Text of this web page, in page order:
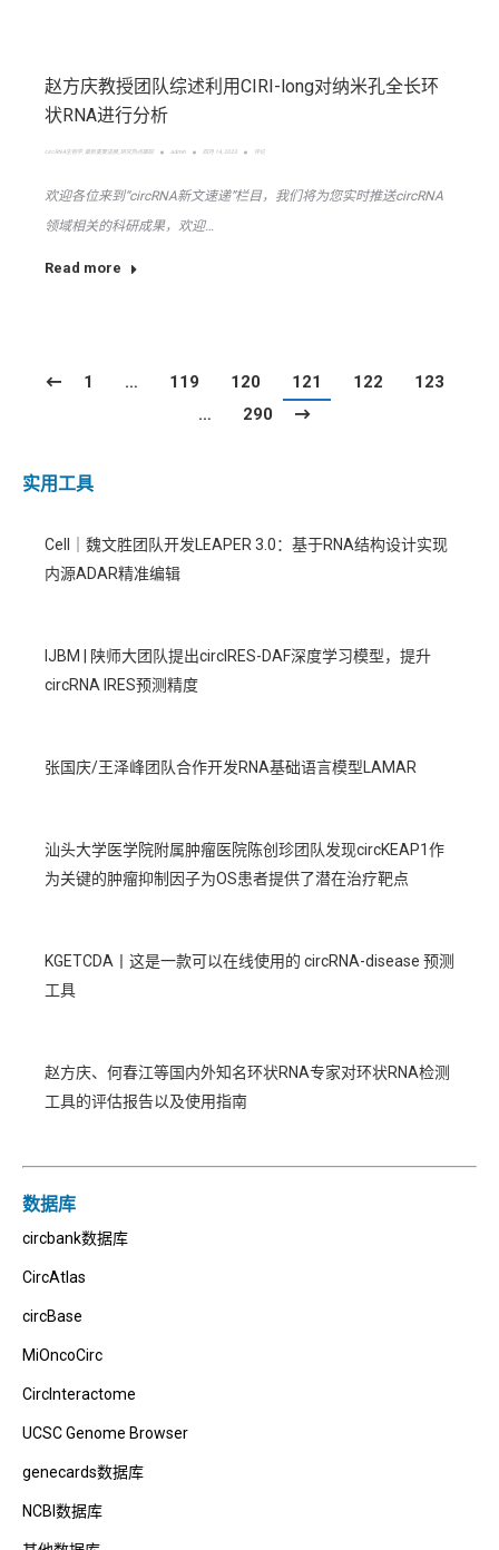
赵方庆教授团队综述利用CIRI-long对纳米孔全长环
状RNA进行分析
circRNA生物学 最新重要进展 研究热点跟踪 admin 四月 14, 2023 评论
欢迎各位来到“circRNA新文速递”栏目，我们将为您实时推送circRNA
领域相关的科研成果，欢迎…
Read more
1 … 119 120 121 122
123
…
290
实用工具
Cell｜魏文胜团队开发LEAPER 3.0：基于RNA结构设计实现
内源ADAR精准编辑
IJBM | 陕师大团队提出circIRES-DAF深度学习模型，提升
circRNA IRES预测精度
张国庆/王泽峰团队合作开发RNA基础语言模型LAMAR
汕头大学医学院附属肿瘤医院陈创珍团队发现circKEAP1作
为关键的肿瘤抑制因子为OS患者提供了潜在治疗靶点
KGETCDA丨这是一款可以在线使用的 circRNA-disease 预测
工具
赵方庆、何春江等国内外知名环状RNA专家对环状RNA检测
工具的评估报告以及使用指南
数据库
circbank数据库
CircAtlas
circBase
MiOncoCirc
CircInteractome
UCSC Genome Browser
genecards数据库
NCBI数据库